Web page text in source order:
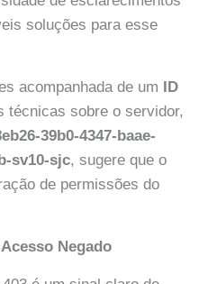
soluções para esse
acompanhada de um ID
técnicas sobre o servidor,
39b0-4347-baae-
sv10-sjc, sugere que o
de permissões do
Negado